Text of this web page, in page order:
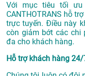
Với mục tiêu tối
CANTHOTRANS hỗ
trực tuyến. Điều này
còn giảm bớt các chi
đa cho khách hàng.
Hỗ trợ khách hàng